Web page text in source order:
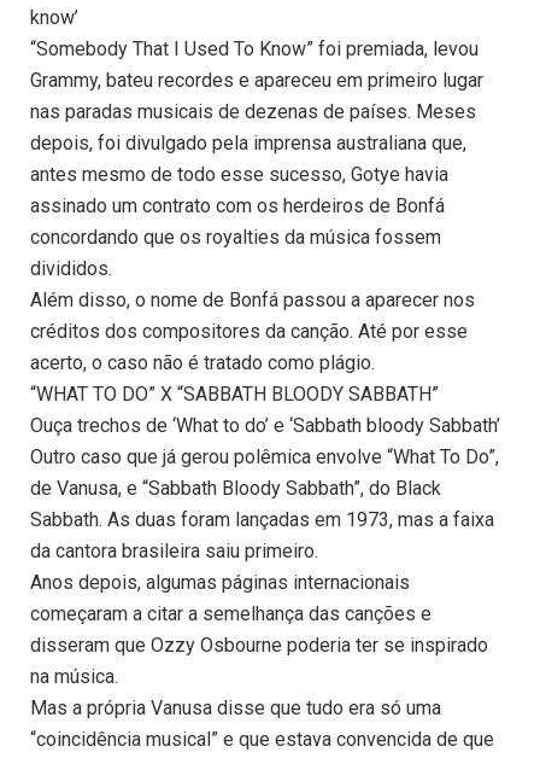
know’
“Somebody That I Used To Know” foi premiada, levou
Grammy, bateu recordes e apareceu em primeiro lugar
nas paradas musicais de dezenas de países. Meses
depois, foi divulgado pela imprensa australiana que,
antes mesmo de todo esse sucesso, Gotye havia
assinado um contrato com os herdeiros de Bonfá
concordando que os royalties da música fossem
divididos.
Além disso, o nome de Bonfá passou a aparecer nos
créditos dos compositores da canção. Até por esse
acerto, o caso não é tratado como plágio.
“WHAT TO DO” X “SABBATH BLOODY SABBATH”
Ouça trechos de ‘What to do’ e ‘Sabbath bloody Sabbath’
Outro caso que já gerou polêmica envolve “What To Do”,
de Vanusa, e “Sabbath Bloody Sabbath”, do Black
Sabbath. As duas foram lançadas em 1973, mas a faixa
da cantora brasileira saiu primeiro.
Anos depois, algumas páginas internacionais
começaram a citar a semelhança das canções e
disseram que Ozzy Osbourne poderia ter se inspirado
na música.
Mas a própria Vanusa disse que tudo era só uma
“coincidência musical” e que estava convencida de que